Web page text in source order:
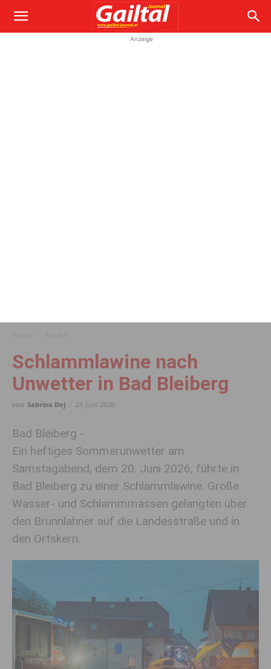
Anzeige
Schlammlawine nach
Unwetter in Bad Bleiberg
von Sabrina Dej - 23. Juni 2026
Bad Bleiberg -
Ein heftiges Sommerunwetter am
Samstagabend, dem 20. Juni 2026, führte in
Bad Bleiberg zu einer Schlammlawine. Große
Wasser- und Schlammmassen gelangten über
den Brunnlahner auf die Landesstraße und in
den Ortskern.